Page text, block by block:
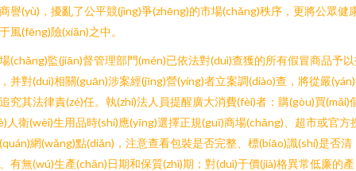
譽(yù)，擾亂了公平競(jìng)爭(zhēng)的市場(chǎng)秩序，更將公眾健
風(fēng)險(xiǎn)之中。
(chǎng)監(jiān)督管理部門(mén)已依法對(duì)查獲的所有假冒商品予
并對(duì)相關(guān)涉案經(jīng)營(yíng)者立案調(diào)查，將從嚴
究其法律責(zé)任。執(zhí)法人員提醒廣大消費(fèi)者：購(gòu)買(mǎi)
人衛(wèi)生用品時(shí)應(yīng)選擇正規(guī)商場(chǎng)、超市或官方
網(wǎng)點(diǎn)，注意查看包裝是否完整、標(biāo)識(shí)是否清
有無(wú)生產(chǎn)日期和保質(zhì)期；對(duì)于價(jià)格異常低廉的產